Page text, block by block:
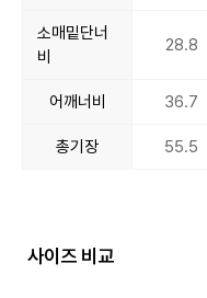
소매밑단너
비
28.8
어깨너비 36.7
총기장 55.5
사이즈 비교